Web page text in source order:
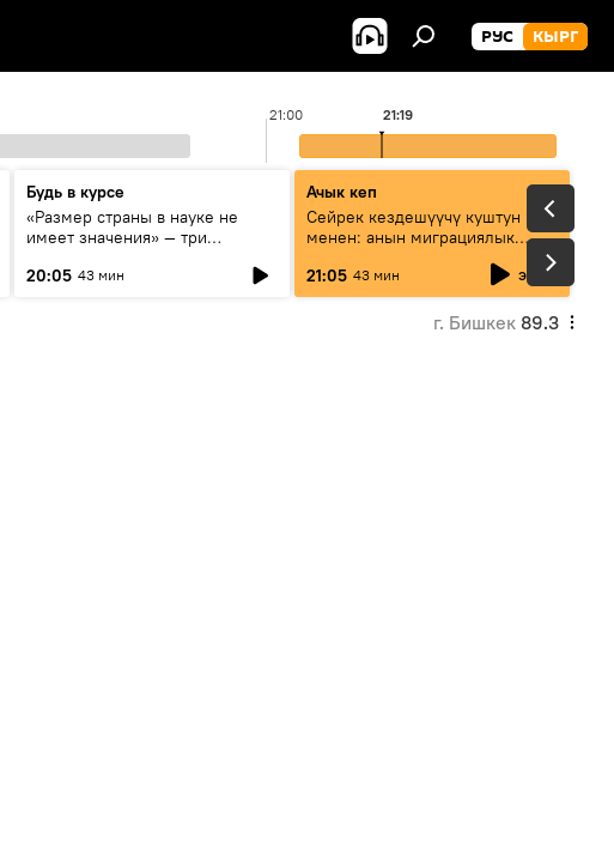
РУС КЫРГ
21:00 21:19
Будь в курсе
«Размер страны в науке не
имеет значения» — три
России и Кыргызстана в
20:05 43 мин
Ачык кеп
Сейрек кездешүүчү куштун изи
менен: анын миграциялык
жолу эмнеден кабар берет?
21:05 43 мин эфир
г. Бишкек 89.3